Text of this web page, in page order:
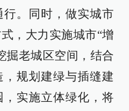
。同时，做实城市
，大力实施城市“增
掘老城区空间，结合
规划建绿与插缝建
实施立体绿化，将